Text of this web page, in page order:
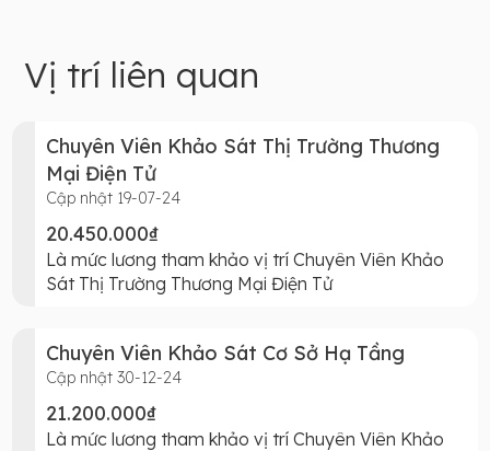
Vị trí liên quan
Chuyên Viên Khảo Sát Thị Trường Thương
Mại Điện Tử
Cập nhật 19-07-24
20.450.000₫
Là mức lương tham khảo vị trí Chuyên Viên Khảo
Sát Thị Trường Thương Mại Điện Tử
Chuyên Viên Khảo Sát Cơ Sở Hạ Tầng
Cập nhật 30-12-24
21.200.000₫
Là mức lương tham khảo vị trí Chuyên Viên Khảo